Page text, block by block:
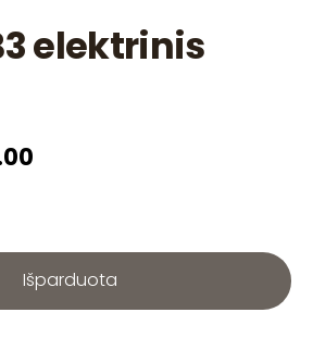
elektrinis
Išparduota